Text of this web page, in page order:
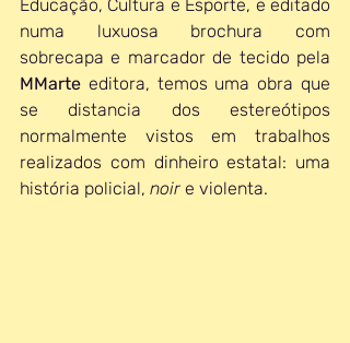
Educação, Cultura e Esporte, e editado
numa luxuosa brochura com
MMarte editora, temos uma obra que
se distancia dos estereótipos
normalmente vistos em trabalhos
realizados com dinheiro estatal: uma
história policial, noir e violenta.